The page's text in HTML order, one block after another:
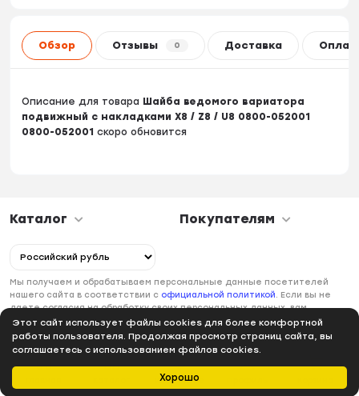
Хорошо
Этот сайт использует файлы cookies для более комфортной
работы пользователя. Продолжая просмотр страниц сайта, вы
соглашаетесь с использованием файлов cookies.
Избранное
Обзор Отзывы 0 Доставка
Описание для товара Шайба ведомого вариатора
подвижный с накладками X8 / Z8 / U8 0800-052001
0800-052001 скоро обновится
Каталог Покупателям
Мы получаем и обрабатываем персональные данные посетителей
нашего сайта в соответствии с официальной политикой
. Если вы не
даете согласия на обработку своих персональных данных, вам
необходимо покинуть наш сайт.